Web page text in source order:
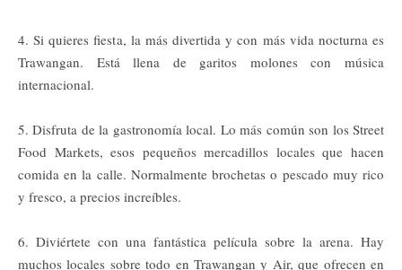
4. Si quieres fiesta, la más divertida y con más vida nocturna es
Trawangan. Está llena de garitos molones con música
internacional.
5. Disfruta de la gastronomía local. Lo más común son los Street
Food Markets, esos pequeños mercadillos locales que hacen
comida en la calle. Normalmente brochetas o pescado muy rico
y fresco, a precios increíbles.
6. Diviértete con una fantástica película sobre la arena. Hay
muchos locales sobre todo en Trawangan y Air, que ofrecen en